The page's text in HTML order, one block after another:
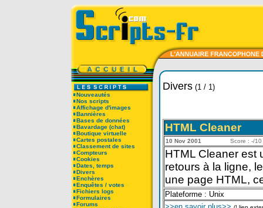
Nouveautés
Nos scripts
Affichage d'images
Bannières
Bases de données
Bavardage (chat)
Boutique virtuelle
Cartes postales
Classement de sites
Compteurs
Cookies
Dates, temps
Divers
Enchères
Enquêtes / votes
Fichiers logs
Formulaires
Forums
Divers(1 / 1)
HTML Cleaner
10 Nov 2001 Score : -/
HTML Cleaner est
retours à la ligne,
une page HTML,
Plateforme : Unix